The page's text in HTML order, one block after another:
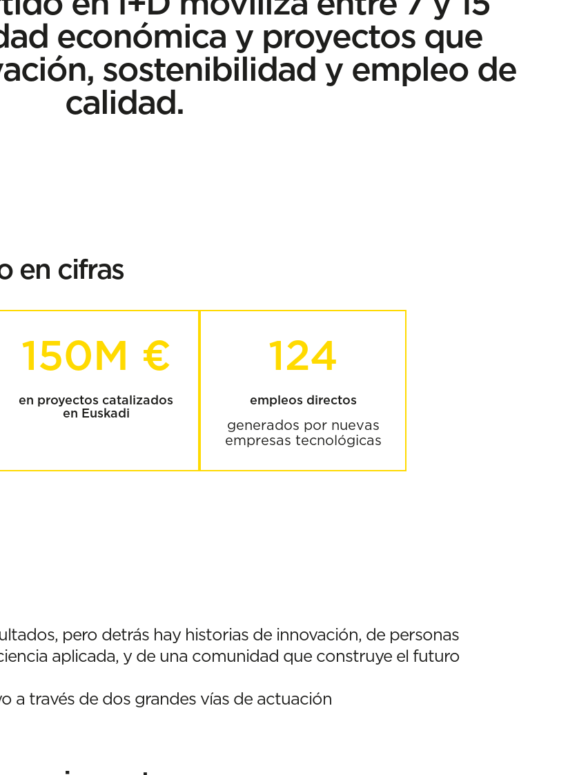
económica y proyectos que
sostenibilidad y empleo de
calidad.
en cifras
150M €
en proyectos catalizados
en Euskadi
124
empleos directos
generados por nuevas
empresas tecnológicas
pero detrás hay historias de innovación, de personas
aplicada, y de una comunidad que construye el futuro
a través de dos grandes vías de actuación